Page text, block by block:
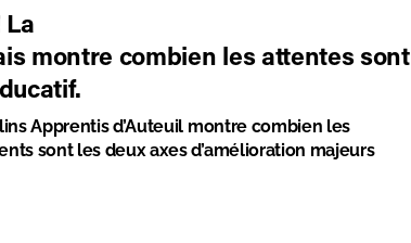
montre combien les attentes sont
Apprentis d’Auteuil montre combien les
sont les deux axes d’amélioration majeurs